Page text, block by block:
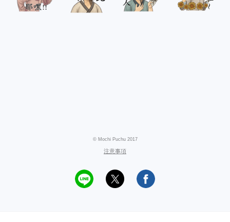
© Mochi Puchu 2017
注意事項